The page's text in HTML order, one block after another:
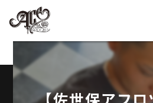
【佐世保アフ